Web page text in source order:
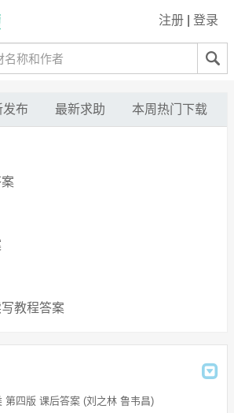
注册 登录
发布 最新求助 本周热门下载
教程答案
说教程答案
案
第四版 课后答案 (刘之林 鲁韦昌)